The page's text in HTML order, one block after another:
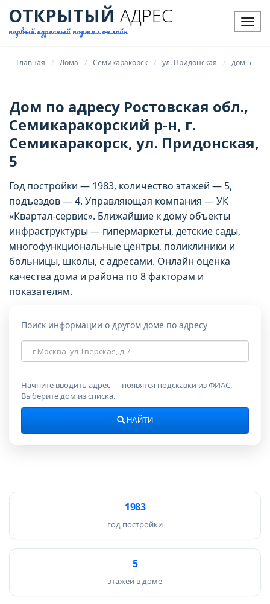
ОТКРЫТЫЙ АДРЕС
первый адресный портал онлайн
Главная Дома Семикаракорск ул. Придонская дом 5
Дом по адресу Ростовская обл.,
Семикаракорский р-н, г.
Семикаракорск, ул. Придонская,
5
Год постройки — 1983, количество этажей — 5,
подъездов — 4. Управляющая компания — УК
«Квартал-сервис». Ближайшие к дому объекты
инфраструктуры — гипермаркеты, детские сады,
многофункциональные центры, поликлиники и
больницы, школы, с адресами. Онлайн оценка
качества дома и района по 8 факторам и
показателям.
Поиск информации о другом доме по адресу
Адрес
дома
Начните вводить адрес — появятся подсказки из ФИАС.
Выберите дом из списка.
НАЙТИ
1983
год постройки
5
этажей в доме